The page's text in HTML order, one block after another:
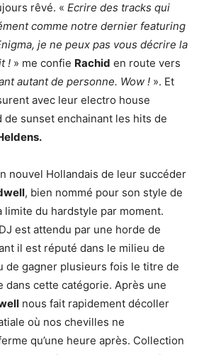
rêvé. « Ecrire des tracks qui
comme notre dernier featuring
je ne peux pas vous décrire la
! » me confie Rachid en route vers
autant de personne. Wow ! ». Et
avec leur electro house
sunset enchainant les hits de
nouvel Hollandais de leur succéder
, bien nommé pour son style de
limite du hardstyle par moment.
est attendu par une horde de
il est réputé dans le milieu de
de gagner plusieurs fois le titre de
dans cette catégorie. Après une
nous fait rapidement décoller
où nos chevilles ne
qu’une heure après. Collection